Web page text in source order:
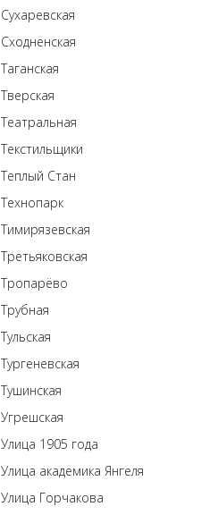
Сухаревская
Сходненская
Таганская
Тверская
Театральная
Текстильщики
Теплый Стан
Технопарк
Тимирязевская
Третьяковская
Тропарёво
Трубная
Тульская
Тургеневская
Тушинская
Угрешская
Улица 1905 года
Улица академика Янгеля
Улица Горчакова